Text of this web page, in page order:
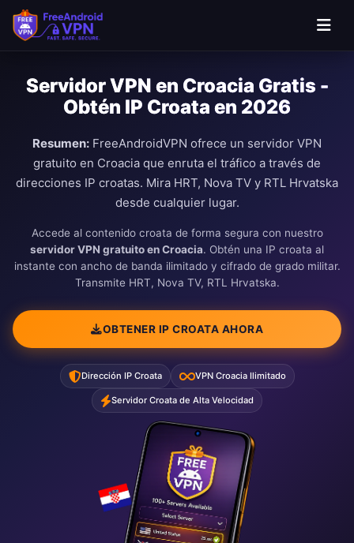
Saltar al contenido principal
Servidor VPN en Croacia Gratis -
Obtén IP Croata en 2026
Resumen: FreeAndroidVPN ofrece un servidor VPN
gratuito en Croacia que enruta el tráfico a través de
direcciones IP croatas. Mira HRT, Nova TV y RTL Hrvatska
desde cualquier lugar.
Accede al contenido croata de forma segura con nuestro
servidor VPN gratuito en Croacia. Obtén una IP croata al
instante con ancho de banda ilimitado y cifrado de grado militar.
Transmite HRT, Nova TV, RTL Hrvatska.
OBTENER IP CROATA AHORA
Dirección IP Croata VPN Croacia Ilimitado
Servidor Croata de Alta Velocidad